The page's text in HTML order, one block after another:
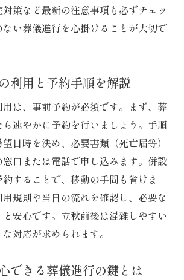
策など最新の注意事項も必ずチェッ
い葬儀進行を心掛けることが大切で
利用と予約手順を解説
は、事前予約が必須です。まず、葬
速やかに予約を行いましょう。手順
日時を決め、必要書類（死亡届等）
口または電話で申し込みます。併設
することで、移動の手間も省けま
規則や当日の流れを確認し、必要な
安心です。立秋前後は混雑しやすい
対応が求められます。
できる葬儀進行の鍵とは